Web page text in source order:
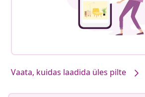
Vaata, kuidas laadida üles pilte